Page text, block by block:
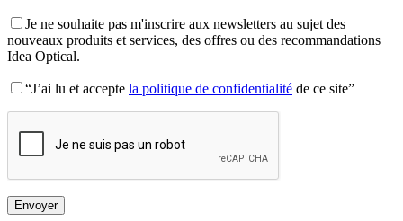
Je ne souhaite pas m'inscrire aux newsletters au sujet des
nouveaux produits et services, des offres ou des recommandations
Idea Optical.
“J’ai lu et accepte la politique de confidentialité de ce site”